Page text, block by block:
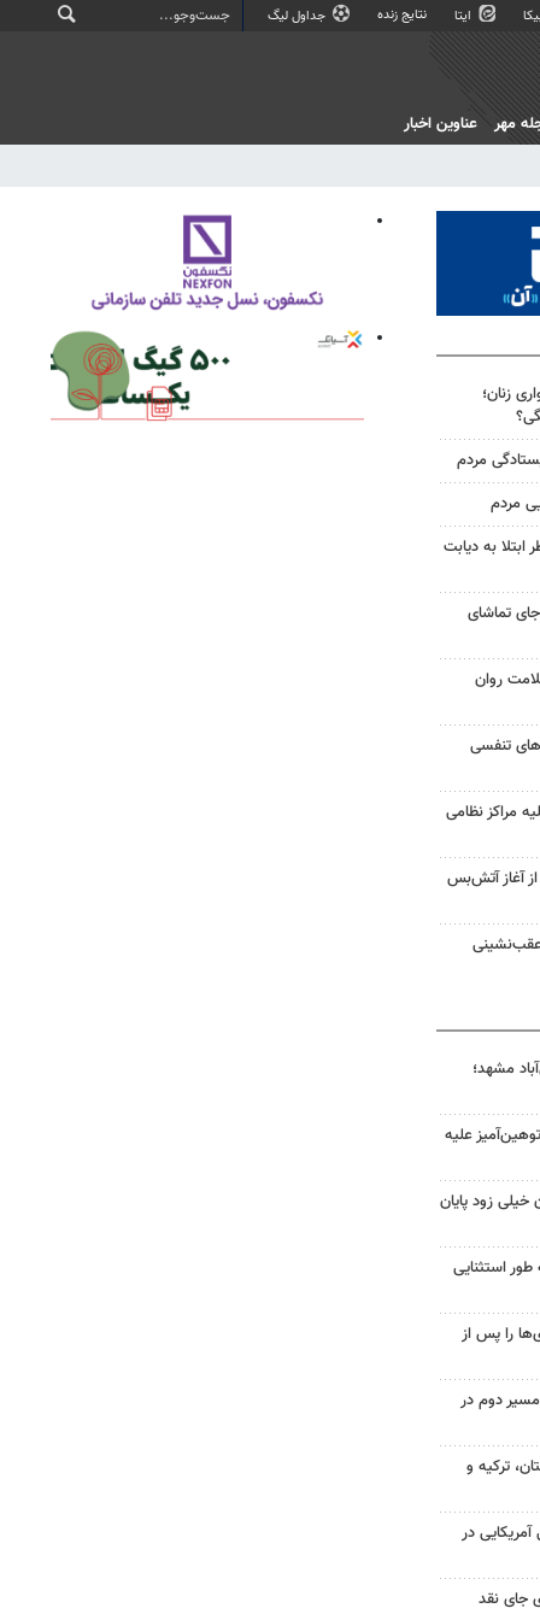
ایتا نتایج زنده جداول لیگ
مهر عناوین اخبار
زنان؛
مردم
مردم
به دیابت
تماشای
روان
تنفسی
مراکز نظامی
غزه از آغاز آتش‌بس
عقب‌نشینی
مشهد؛
علیه
خیلی زود پایان
طور استثنایی
را پس از
دوم در
ترکیه و
۷۰۰ نظامی آمریکایی در
جای نقد